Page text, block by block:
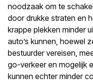
noodzaak om te
door drukke straten en
krappe plekken minder
auto’s kunnen, hoewel
bestuurder vereisen,
go-verkeer en mogelijk
kunnen echter minder